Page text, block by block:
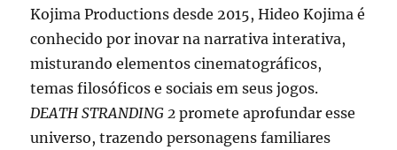
Kojima Productions desde 2015, Hideo Kojima é
conhecido por inovar na narrativa interativa,
misturando elementos cinematográficos,
temas filosóficos e sociais em seus jogos.
DEATH STRANDING 2 promete aprofundar esse
universo, trazendo personagens familiares